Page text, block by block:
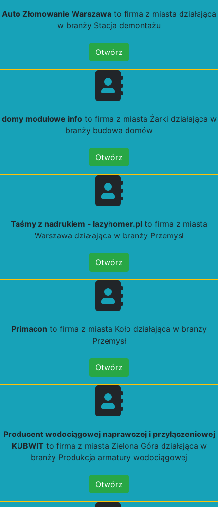
Auto Złomowanie Warszawa to firma z miasta działająca
w branży Stacja demontażu
Otwórz
domy modułowe info to firma z miasta Żarki działająca w
branży budowa domów
Otwórz
Taśmy z nadrukiem - lazyhomer.pl to firma z miasta
Warszawa działająca w branży Przemysł
Otwórz
Primacon to firma z miasta Koło działająca w branży
Przemysł
Otwórz
Producent wodociągowej naprawczej i przyłączeniowej
KUBWIT to firma z miasta Zielona Góra działająca w
branży Produkcja armatury wodociągowej
Otwórz